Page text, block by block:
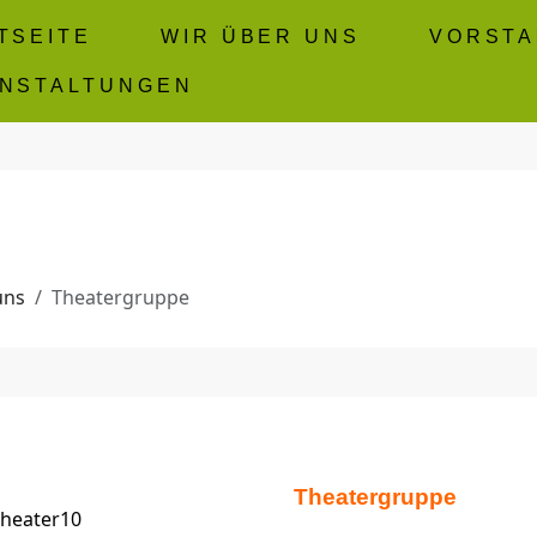
WIR ÜBER UNS
Theatergruppe
Theatergruppe